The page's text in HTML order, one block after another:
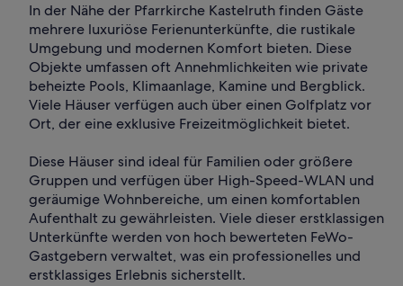
In der Nähe der Pfarrkirche Kastelruth finden Gäste
mehrere luxuriöse Ferienunterkünfte, die rustikale
Umgebung und modernen Komfort bieten. Diese
Objekte umfassen oft Annehmlichkeiten wie private
beheizte Pools, Klimaanlage, Kamine und Bergblick.
Viele Häuser verfügen auch über einen Golfplatz vor
Ort, der eine exklusive Freizeitmöglichkeit bietet.
Diese Häuser sind ideal für Familien oder größere
Gruppen und verfügen über High-Speed-WLAN und
geräumige Wohnbereiche, um einen komfortablen
Aufenthalt zu gewährleisten. Viele dieser erstklassigen
Unterkünfte werden von hoch bewerteten FeWo-
Gastgebern verwaltet, was ein professionelles und
erstklassiges Erlebnis sicherstellt.